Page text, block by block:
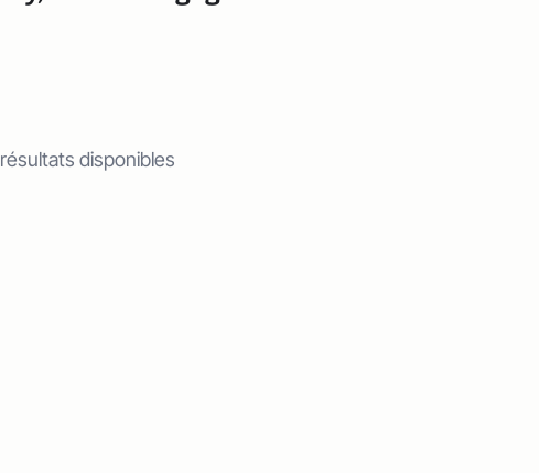
disponibles